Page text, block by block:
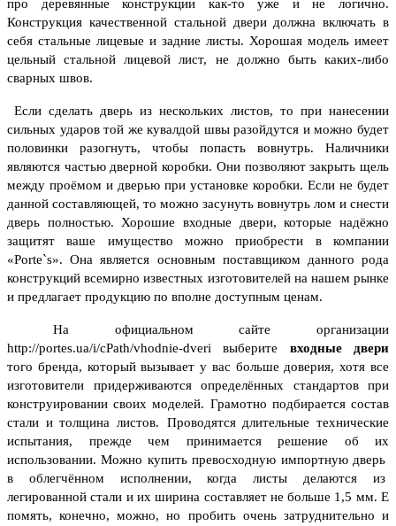
про деревянные конструкции как-то уже и не логично.
Конструкция качественной стальной двери должна включать в
себя стальные лицевые и задние листы. Хорошая модель имеет
цельный стальной лицевой лист, не должно быть каких-либо
сварных швов.
Если сделать дверь из нескольких листов, то при нанесении
сильных ударов той же кувалдой швы разойдутся и можно будет
половинки разогнуть, чтобы попасть вовнутрь. Наличники
являются частью дверной коробки. Они позволяют закрыть щель
между проёмом и дверью при установке коробки. Если не будет
данной составляющей, то можно засунуть вовнутрь лом и снести
дверь полностью. Хорошие входные двери, которые надёжно
защитят ваше имущество можно приобрести в компании
«Porte`s». Она является основным поставщиком данного рода
конструкций всемирно известных изготовителей на нашем рынке
и предлагает продукцию по вполне доступным ценам.
На официальном сайте организации
http://portes.ua/i/cPath/vhodnie-dveri выберите входные двери
того бренда, который вызывает у вас больше доверия, хотя все
изготовители придерживаются определённых стандартов при
конструировании своих моделей. Грамотно подбирается состав
стали и толщина листов.
Проводятся длительные технические
испытания, прежде чем принимается решение об их
использовании. Можно купить превосходную импортную дверь
в облегчённом исполнении, когда листы делаются из
легированной стали и их ширина составляет не больше 1,5 мм. Е
помять, конечно, можно, но пробить очень затруднительно и